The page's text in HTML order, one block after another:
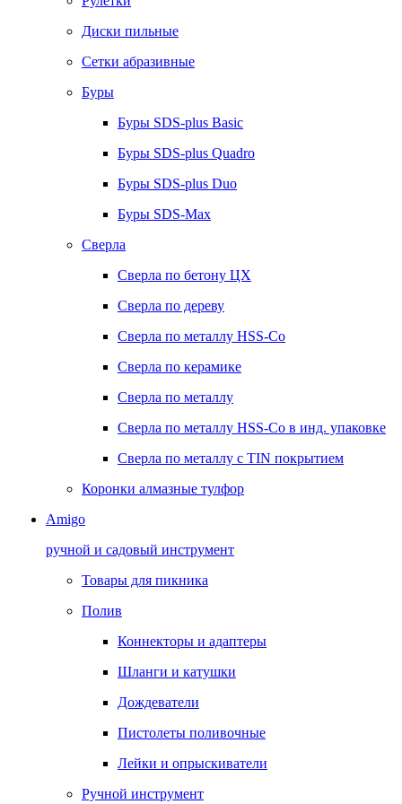
Диски пильные
Сетки абразивные
Буры
Буры SDS-plus Basic
Буры SDS-plus Quadro
Буры SDS-plus Duo
Буры SDS-Max
Сверла
Сверла по бетону ЦХ
Сверла по дереву
Сверла по металлу HSS-Co
Сверла по керамике
Сверла по металлу
Сверла по металлу HSS-Co в инд. упаковке
Сверла по металлу с TIN покрытием
Коронки алмазные тулфор
Amigo
ручной и садовый инструмент
Товары для пикника
Полив
Коннекторы и адаптеры
Шланги и катушки
Дождеватели
Пистолеты поливочные
Лейки и опрыскиватели
Ручной инструмент